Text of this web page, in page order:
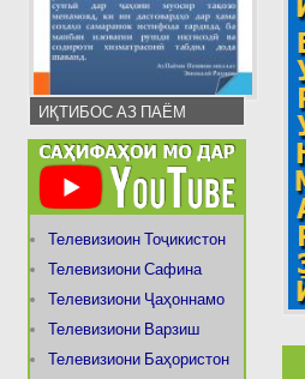
ИҚТИБОС АЗ ПАЁМ
Телевизиоин Тоҷикистон
Телевизиони Сафина
Телевизиони Ҷаҳоннамо
Телевизиони Варзиш
Телевизиони Баҳористон